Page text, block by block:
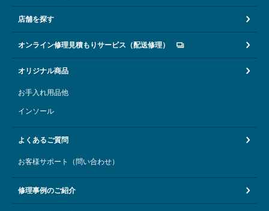
店舗を探す
オンライン修理見積もりサービス（配送修理）
オリジナル商品
お手入れ用品他
インソール
よくあるご質問
お客様サポート（問い合わせ）
修理事例のご紹介